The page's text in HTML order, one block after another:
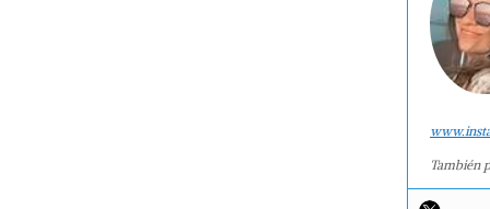
También